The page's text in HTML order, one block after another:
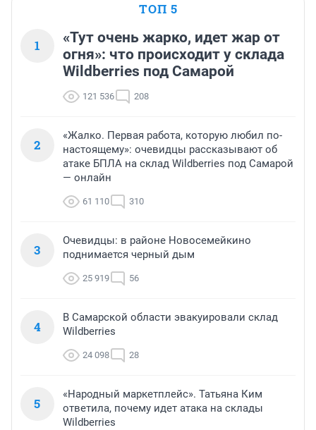
ТОП 5
1
«Тут очень жарко, идет жар от
огня»: что происходит у склада
Wildberries под Самарой
121 536 208
2
«Жалко. Первая работа, которую любил по-
настоящему»: очевидцы рассказывают об
атаке БПЛА на склад Wildberries под Самарой
— онлайн
61 110 310
3
Очевидцы: в районе Новосемейкино
поднимается черный дым
25 919 56
4
В Самарской области эвакуировали склад
Wildberries
24 098 28
5
«Народный маркетплейс». Татьяна Ким
ответила, почему идет атака на склады
Wildberries